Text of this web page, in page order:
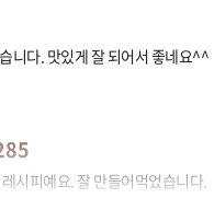
니다. 맛있게 잘 되어서 좋네요^^
시피예요. 잘 만들어먹었습니다.